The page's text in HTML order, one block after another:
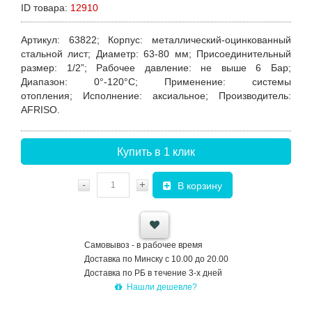
ID товара: 12910
Артикул: 63822; Корпус: металлический-оцинкованный
стальной лист; Диаметр: 63-80 мм; Присоединительный
размер: 1/2”; Рабочее давление: не выше 6 Бар;
Диапазон: 0°-120°C; Применение: системы
отопления; Исполнение: аксиальное; Производитель:
AFRISO.
Купить в 1 клик
- + В корзину
Самовывоз - в рабочее время
Доставка по Минску с 10.00 до 20.00
Доставка по РБ в течение 3-х дней
Нашли дешевле?